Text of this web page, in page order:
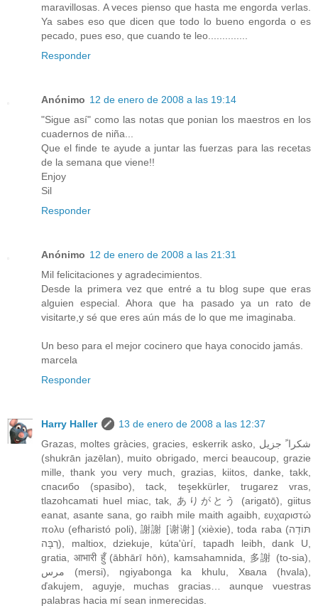
maravillosas. A veces pienso que hasta me engorda verlas.
Ya sabes eso que dicen que todo lo bueno engorda o es
pecado, pues eso, que cuando te leo..............
Responder
Anónimo 12 de enero de 2008 a las 19:14
"Sigue así" como las notas que ponian los maestros en los
cuadernos de niña...
Que el finde te ayude a juntar las fuerzas para las recetas
de la semana que viene!!
Enjoy
Sil
Responder
Anónimo 12 de enero de 2008 a las 21:31
Mil felicitaciones y agradecimientos.
Desde la primera vez que entré a tu blog supe que eras
alguien especial. Ahora que ha pasado ya un rato de
visitarte,y sé que eres aún más de lo que me imaginaba.
Un beso para el mejor cocinero que haya conocido jamás.
marcela
Responder
Harry Haller
13 de enero de 2008 a las 12:37
Grazas, moltes gràcies, gracies, eskerrik asko, ﺷﻜﺮﺍﹰ جزيل
(shukrān jazēlan), muito obrigado, merci beaucoup, grazie
mille, thank you very much, grazias, kiitos, danke, takk,
спасибо (spasibo), tack, teşekkürler, trugarez vras,
tlazohcamati huel miac, tak, ありがとう (arigatō), giitus
eanat, asante sana, go raibh mile maith agaibh, ευχαριστώ
πολυ (efharistó poli), 謝謝 [谢谢] (xièxie), toda raba (תּוֹדָה
רַבָּה), maltiox, dziekuje, kúta'ùrí, tapadh leibh, dank U,
gratia, आभारी हुँ (ābhārī hōṅ), kamsahamnida, 多謝 (to-sia),
مرس (mersi), ngiyabonga ka khulu, Хвала (hvala),
ďakujem, aguyje, muchas gracias… aunque vuestras
palabras hacia mí sean inmerecidas.